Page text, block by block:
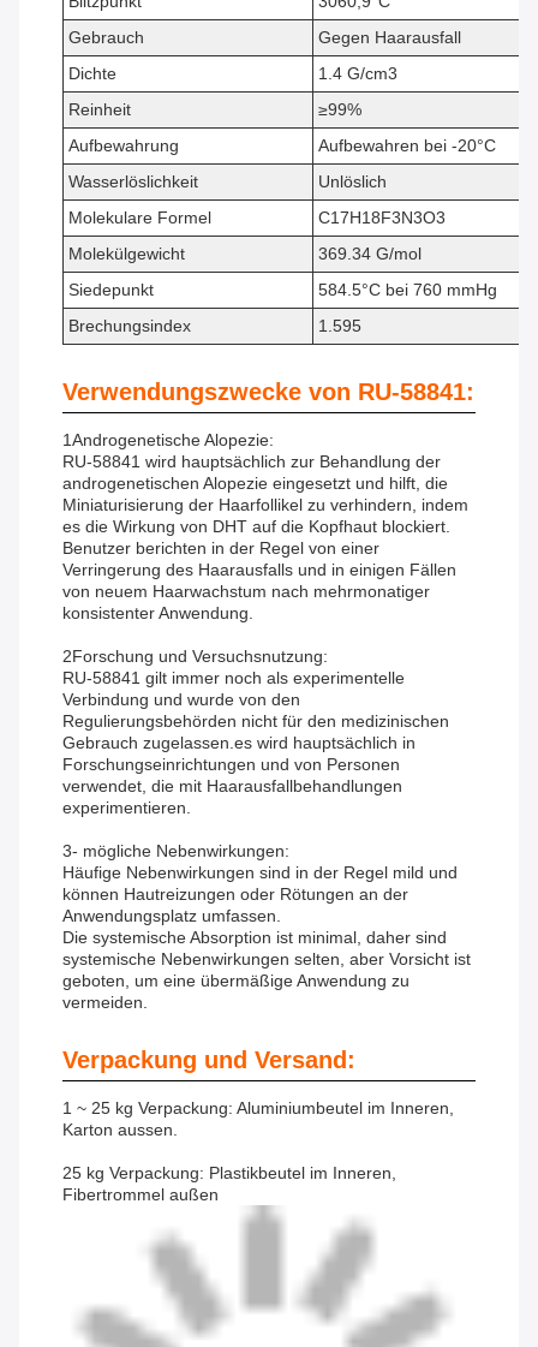
Gebrauch
Gegen Haarausfall
Dichte
1.4 G/cm3
Reinheit
≥99%
Aufbewahrung
Aufbewahren bei -20°C
Wasserlöslichkeit
Unlöslich
Molekulare Formel
C17H18F3N3O3
Molekülgewicht
369.34 G/mol
Siedepunkt
584.5°C bei 760 mmHg
Brechungsindex
1.595
Verwendungszwecke von RU-58841:
1Androgenetische Alopezie:
RU-58841 wird hauptsächlich zur Behandlung der
androgenetischen Alopezie eingesetzt und hilft, die
Miniaturisierung der Haarfollikel zu verhindern, indem
es die Wirkung von DHT auf die Kopfhaut blockiert.
Benutzer berichten in der Regel von einer
Verringerung des Haarausfalls und in einigen Fällen
von neuem Haarwachstum nach mehrmonatiger
konsistenter Anwendung.
2Forschung und Versuchsnutzung:
RU-58841 gilt immer noch als experimentelle
Verbindung und wurde von den
Regulierungsbehörden nicht für den medizinischen
Gebrauch zugelassen.es wird hauptsächlich in
Forschungseinrichtungen und von Personen
verwendet, die mit Haarausfallbehandlungen
experimentieren.
3- mögliche Nebenwirkungen:
Häufige Nebenwirkungen sind in der Regel mild und
können Hautreizungen oder Rötungen an der
Anwendungsplatz umfassen.
Die systemische Absorption ist minimal, daher sind
systemische Nebenwirkungen selten, aber Vorsicht ist
geboten, um eine übermäßige Anwendung zu
vermeiden.
Verpackung und Versand:
1 ~ 25 kg Verpackung: Aluminiumbeutel im Inneren,
Karton aussen.
25 kg Verpackung: Plastikbeutel im Inneren,
Fibertrommel außen